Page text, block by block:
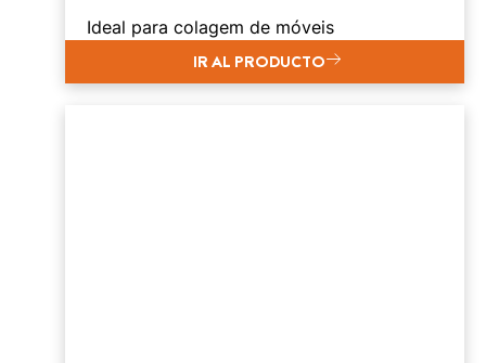
Ideal para colagem de móveis
IR AL PRODUCTO